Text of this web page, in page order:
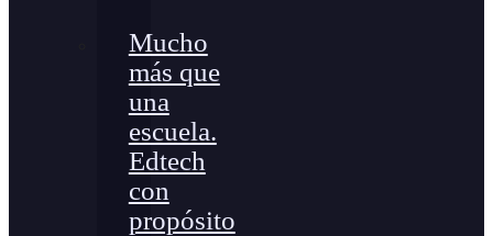
Mucho
más que
una
escuela.
Edtech
con
propósito